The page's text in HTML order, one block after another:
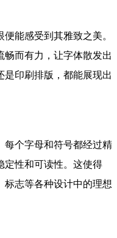
能感受到其雅致之美。
畅而有力，让字体散发出
是印刷排版，都能展现出
每个字母和符号都经过精
定性和可读性。这使得
标志等各种设计中的理想